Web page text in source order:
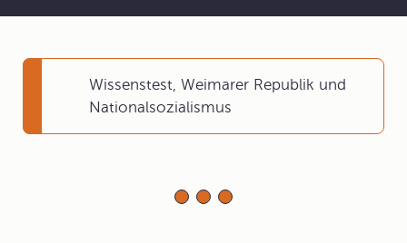
Wissenstest, Weimarer Republik und
Nationalsozialismus